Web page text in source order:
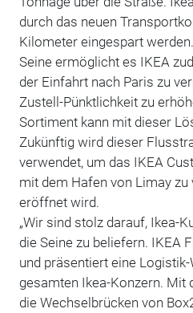
durch das neuen
Kilometer eingespart
Seine ermöglicht es IKEA
der Einfahrt nach Paris zu
Zustell-Pünktlichkeit zu
Sortiment kann mit dieser
Zukünftig wird dieser
verwendet, um das IKEA
mit dem Hafen von Limay zu
eröffnet wird.
„Wir sind stolz darauf, Ikea-
die Seine zu beliefern. IKEA
und präsentiert eine
gesamten Ikea-Konzern. Mit
die Wechselbrücken von